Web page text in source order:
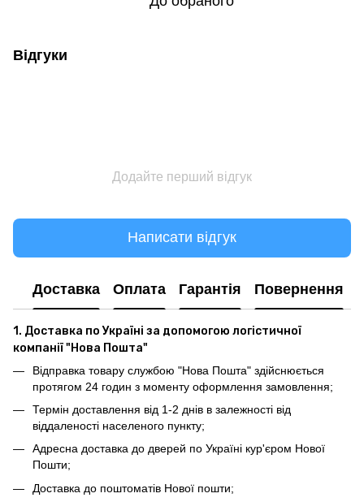
Відгуки
Додайте перший відгук
Написати відгук
Доставка Оплата Гарантія Повернення
1. Доставка по Україні за допомогою логістичної
компанії "Нова Пошта"
Відправка товару службою "Нова Пошта" здійснюється
протягом 24 годин з моменту оформлення замовлення;
Термін доставлення від 1-2 днів в залежності від
віддаленості населеного пункту;
Адресна доставка до дверей по Україні кур'єром Нової
Пошти;
Доставка до поштоматів Нової пошти;